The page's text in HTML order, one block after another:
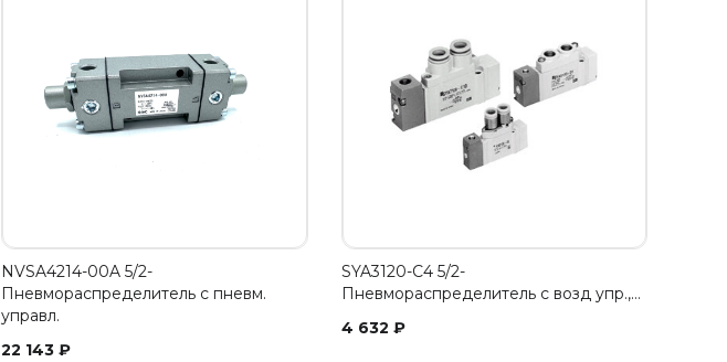
NVSA4214-00A 5/2-
Пневмораспределитель с пневм.
управл.
22 143 ₽
SYA3120-C4 5/2-
Пневмораспределитель с возд упр.,…
4 632 ₽